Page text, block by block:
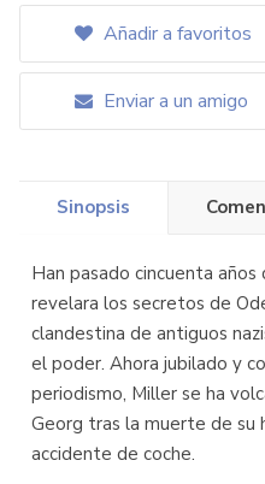
Añadir a favoritos
Enviar a un amigo
Sinopsis
Han pasado cincuenta
revelara los secretos de
clandestina de antiguos
el poder. Ahora jubilado y
periodismo, Miller se ha
Georg tras la muerte de su
accidente de coche.